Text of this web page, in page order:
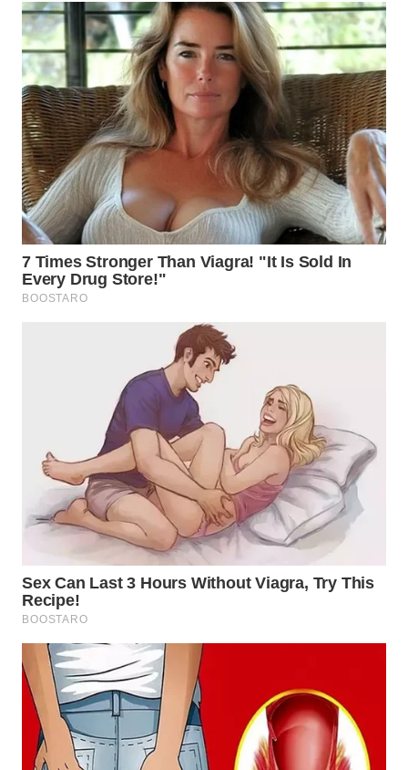
INDRAMAYU
WN
KUNINGAN
WN
MAJALENGKA
WN
SUBANG
WN
SUKABUMI
WN
SEMARANG
SOLO
WN
WN
MADURA
WN